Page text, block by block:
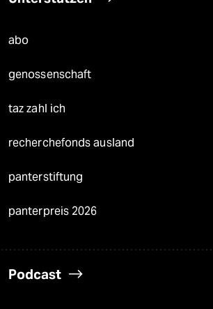
abo
genossenschaft
taz zahl ich
recherchefonds ausland
panterstiftung
panterpreis 2026
Podcast